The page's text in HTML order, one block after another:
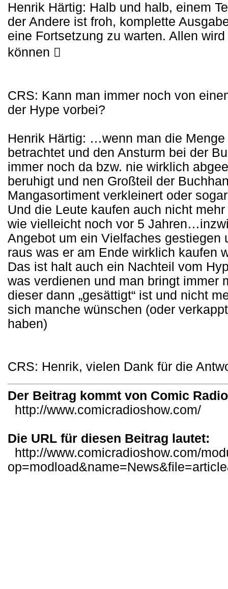
Henrik Härtig: Halb und halb, einem
der Andere ist froh, komplette
eine Fortsetzung zu warten. Allen
können 
CRS: Kann man immer noch von
der Hype vorbei?
Henrik Härtig: …wenn man die
betrachtet und den Ansturm bei der
immer noch da bzw. nie wirklich
beruhigt und nen Großteil der
Mangasortiment verkleinert oder
Und die Leute kaufen auch nicht
wie vielleicht noch vor 5
Angebot um ein Vielfaches gestiegen
raus was er am Ende wirklich kaufen
Das ist halt auch ein Nachteil vom
was verdienen und man bringt immer
dieser dann „gesättigt“ ist und nicht
sich manche wünschen (oder
haben)
CRS: Henrik, vielen Dank für die
Der Beitrag kommt von Comic
http://www.comicradioshow.com/
Die URL für diesen Beitrag lautet:
http://www.comicradioshow.com/